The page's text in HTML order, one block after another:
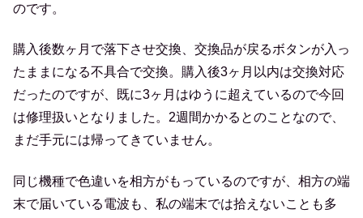
のです。
購入後数ヶ月で落下させ交換、交換品が戻るボタンが入っ
たままになる不具合で交換。購入後3ヶ月以内は交換対応
だったのですが、既に3ヶ月はゆうに超えているので今回
は修理扱いとなりました。2週間かかるとのことなので、
まだ手元には帰ってきていません。
同じ機種で色違いを相方がもっているのですが、相方の端
末で届いている電波も、私の端末では拾えないことも多